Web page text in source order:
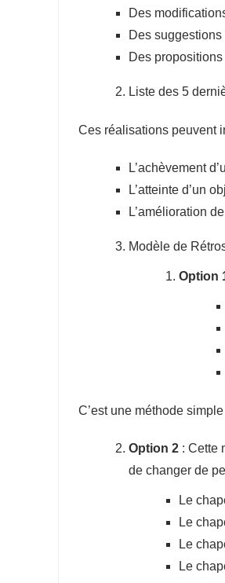
Des
Des
Des
Liste des 5
Ces réalisations peuvent
L’achèvement
L’atteinte d’un
L’amélioration
Modèle de
Option
C’est une méthode
Option 2 : Cette
de changer de
Le
Le
Le
Le